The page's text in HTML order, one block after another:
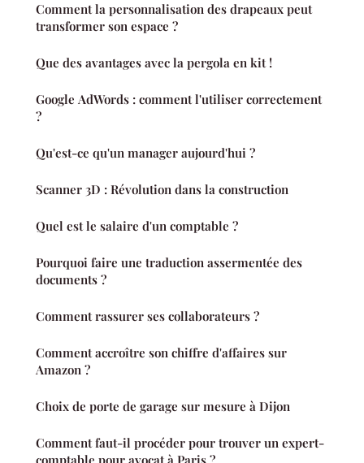
Comment la personnalisation des drapeaux peut
transformer son espace ?
Que des avantages avec la pergola en kit !
Google AdWords : comment l'utiliser correctement
?
Qu'est-ce qu'un manager aujourd'hui ?
Scanner 3D : Révolution dans la construction
Quel est le salaire d'un comptable ?
Pourquoi faire une traduction assermentée des
documents ?
Comment rassurer ses collaborateurs ?
Comment accroître son chiffre d'affaires sur
Amazon ?
Choix de porte de garage sur mesure à Dijon
Comment faut-il procéder pour trouver un expert-
comptable pour avocat à Paris ?